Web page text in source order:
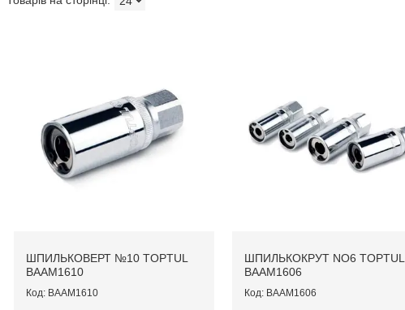
ШПИЛЬКОВЕРТ №10 TOPTUL
BAAM1610
BAAM1610
ШПИЛЬКОКРУТ NO6 TOPTUL
BAAM1606
BAAM1606